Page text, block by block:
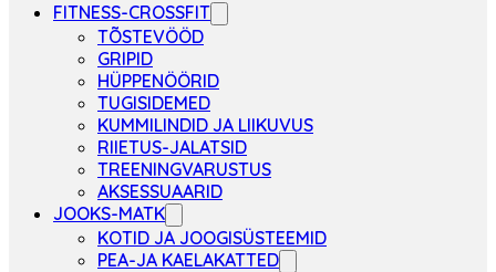
FITNESS-CROSSFIT
TÕSTEVÖÖD
GRIPID
HÜPPENÖÖRID
TUGISIDEMED
KUMMILINDID JA LIIKUVUS
RIIETUS-JALATSID
TREENINGVARUSTUS
AKSESSUAARID
JOOKS-MATK
KOTID JA JOOGISÜSTEEMID
PEA-JA KAELAKATTED